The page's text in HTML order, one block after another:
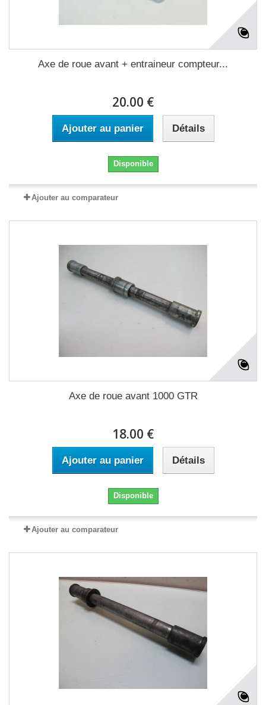
Axe de roue avant + entraineur compteur...
20.00 €
Ajouter au panier Détails
Disponible
Ajouter au comparateur
Axe de roue avant 1000 GTR
18.00 €
Ajouter au panier Détails
Disponible
Ajouter au comparateur